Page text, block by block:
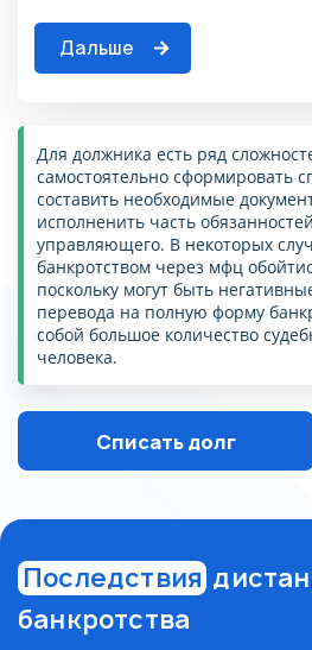
Дальше
Для должника есть ряд
самостоятельно сформировать
составить необходимые
исполненить часть
управляющего. В некоторых
банкротством через мфц
поскольку могут быть
перевода на полную форму
собой большое количество
человека.
Списать долг
Последствия
банкротства